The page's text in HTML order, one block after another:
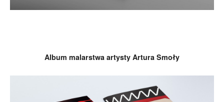
Album malarstwa artysty Artura Smoły